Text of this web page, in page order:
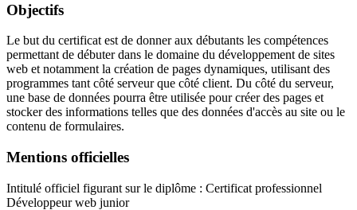
Objectifs
Le but du certificat est de donner aux débutants les compétences
permettant de débuter dans le domaine du développement de sites
web et notamment la création de pages dynamiques, utilisant des
programmes tant côté serveur que côté client. Du côté du serveur,
une base de données pourra être utilisée pour créer des pages et
stocker des informations telles que des données d'accès au site ou le
contenu de formulaires.
Mentions officielles
Intitulé officiel figurant sur le diplôme : Certificat professionnel
Développeur web junior